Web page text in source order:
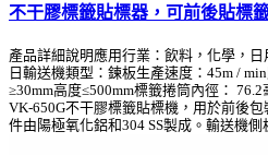
不干膠標籤貼標器，可前後貼標
產品詳細說明應用行業：飲料，化學，
日輸送機類型：鍊板生產速度：45m /
≥30mm高度≤500mm標籤捲筒內徑：
VK-650G不干膠標籤貼標機，用於前後
件由陽極氧化鋁和304 SS製成。輸送機側